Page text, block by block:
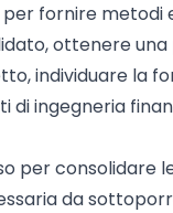
fornire metodi
ottenere
individuare la
di ingegneria
per consolidare
da